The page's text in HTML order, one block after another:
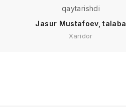
qaytarishdi
Jasur Mustafoev, talaba
Xaridor